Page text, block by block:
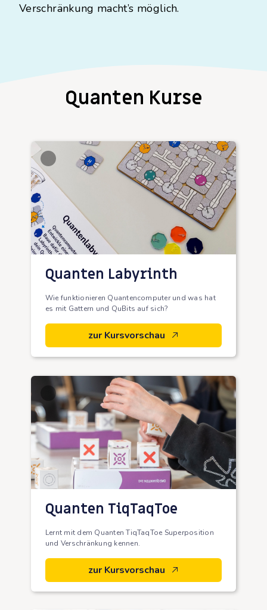
Verschränkung macht’s möglich.
Quanten Kurse
Quanten Labyrinth
Wie funktionieren Quantencomputer und was hat
es mit Gattern und QuBits auf sich?
zur Kursvorschau
Quanten TiqTaqToe
Lernt mit dem Quanten TiqTaqToe Superposition
und Verschränkung kennen.
zur Kursvorschau